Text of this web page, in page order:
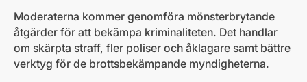
Moderaterna kommer genomföra mönsterbrytande
åtgärder för att bekämpa kriminaliteten. Det handlar
om skärpta straff, fler poliser och åklagare samt bättre
verktyg för de brottsbekämpande myndigheterna.